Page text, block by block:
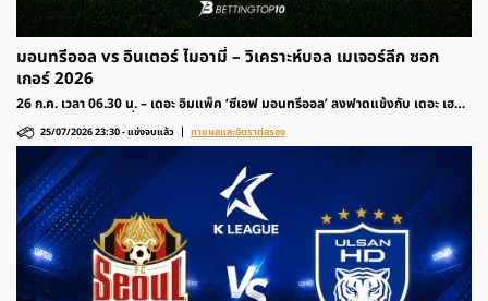
มอนทรีออล vs อินเตอร์ ไมอามี่ – วิเคราะห์บอล เมเจอร์ลีก ซอก
เกอร์ 2026
26 ก.ค. เวลา 06.30 น. – เดอะ อิมแพ็ค ‘ซีเอฟ มอนทรีออล’ ลงฟาดแข้งกับ เดอะ เฮ
ติดตามวิเคราะห์ก่อนเกมและอัตราต่อรองได้ที่นี่
25/07/2026 23:30-แข่งจบแล้ว ทายผลและอัตราต่อรอง